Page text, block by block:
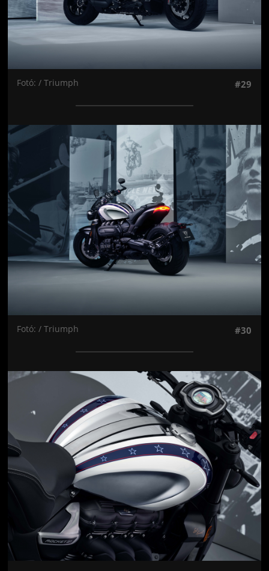
Fotó: / Triumph #29
Jön még kép!
Fotó: / Triumph #30
Jön még kép!